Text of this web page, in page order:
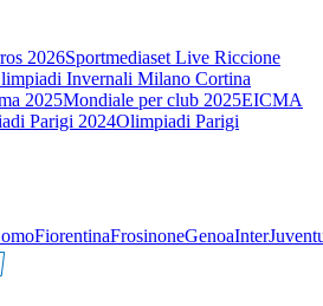
2026Sportmediaset Live Riccione
Invernali Milano Cortina
2025Mondiale per club 2025EICMA
Parigi 2024Olimpiadi Parigi
FiorentinaFrosinoneGenoaInter